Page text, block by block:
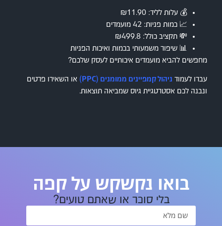
💰 עלות לליד: ₪11.90
📈 כמות פניות: 42 מועמדים
💸 תקציב כולל: ₪499.8
📊 שיפור משמעותי בכמות ואיכות הפניות
מחפשים להביא מועמדים איכותיים לעסק שלכם?
עברו לעמוד ניהול קמפיינים ממומנים (PPC)
או השאירו פרטים
ונבנה לכם אסטרטגיית גיוס שמביאה תוצאות.
בואו נקשקש על קפה
בלי סוכר או שאתם טועים?